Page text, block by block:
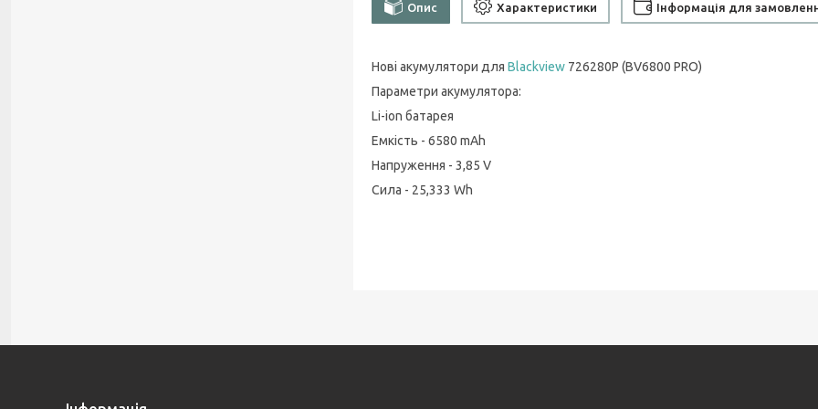
Опис Характеристики Інформація для
Нові акумулятори для Blackview 726280P (BV6800 PRO)
Параметри акумулятора:
Li-ion батарея
Емкість - 6580 mAh
Напруження - 3,85 V
Сила - 25,333 Wh